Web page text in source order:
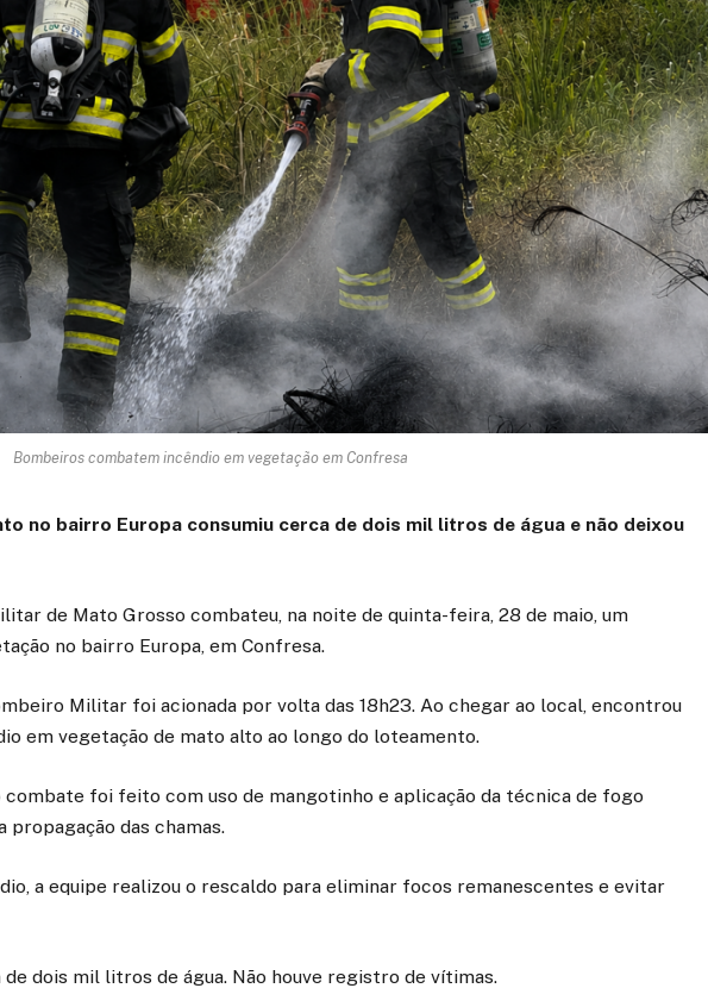
Bombeiros combatem incêndio em vegetação em Confresa
no bairro Europa consumiu cerca de dois mil litros de água e não deixou
de Mato Grosso combateu, na noite de quinta-feira, 28 de maio, um
no bairro Europa, em Confresa.
Militar foi acionada por volta das 18h23. Ao chegar ao local, encontrou
em vegetação de mato alto ao longo do loteamento.
combate foi feito com uso de mangotinho e aplicação da técnica de fogo
das chamas.
a equipe realizou o rescaldo para eliminar focos remanescentes e evitar
dois mil litros de água. Não houve registro de vítimas.